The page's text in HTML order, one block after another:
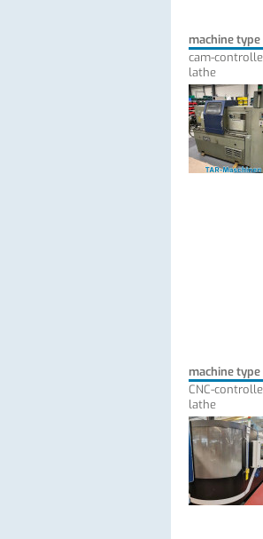
machine type
cam-
lathe
machine type
CNC-
lathe